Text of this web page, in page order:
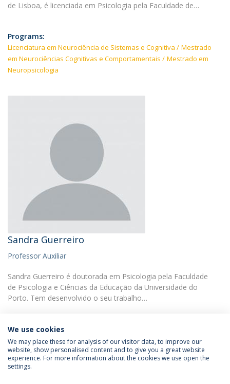
de Lisboa, é licenciada em Psicologia pela Faculdade de…
Programs:
Licenciatura em Neurociência de Sistemas e Cognitiva
Mestrado
em Neurociências Cognitivas e Comportamentais
Mestrado em
Neuropsicologia
Sandra Guerreiro
Professor Auxiliar
Sandra Guerreiro é doutorada em Psicologia pela Faculdade
de Psicologia e Ciências da Educação da Universidade do
Porto. Tem desenvolvido o seu trabalho…
Política de Privacidade
Termos e Condições
We use cookies
We may place these for analysis of our visitor data, to improve our
website, show personalised content and to give you a great website
experience. For more information about the cookies we use open the
settings.